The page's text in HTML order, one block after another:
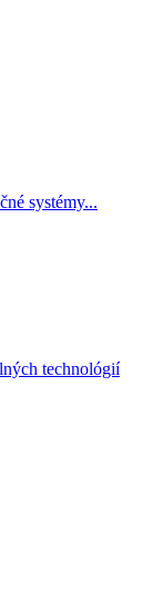
systémy...
technológií